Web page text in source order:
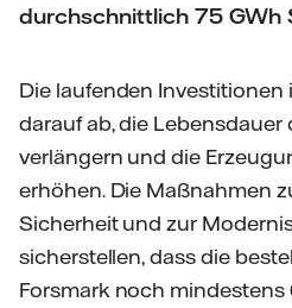
durchschnittlich 75 GWh
Die laufenden Investitionen
darauf ab, die Lebensdauer
verlängern und die
erhöhen. Die Maßnahmen
Sicherheit und zur
sicherstellen, dass die
Forsmark noch mindestens